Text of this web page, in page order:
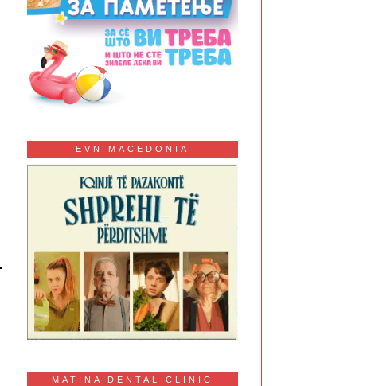
EVN MACEDONIA
MATINA DENTAL CLINIC